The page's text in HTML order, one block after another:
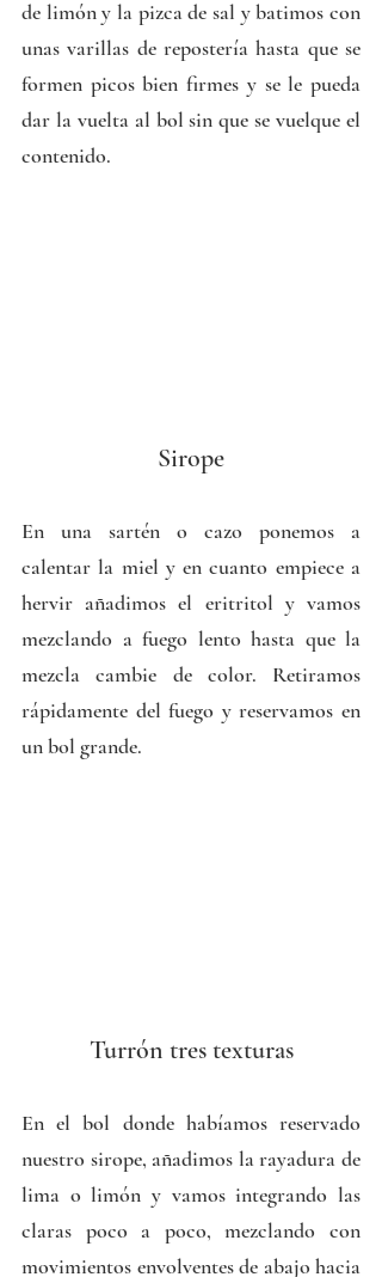
de limón y la pizca de sal y batimos con
unas varillas de repostería hasta que se
formen picos bien firmes y se le pueda
dar la vuelta al bol sin que se vuelque el
contenido.
Sirope
En una sartén o cazo ponemos a
calentar la miel y en cuanto empiece a
hervir añadimos el eritritol y vamos
mezclando a fuego lento hasta que la
mezcla cambie de color. Retiramos
rápidamente del fuego y reservamos en
un bol grande.
Turrón tres texturas
En el bol donde habíamos reservado
nuestro sirope, añadimos la rayadura de
lima o limón y vamos integrando las
claras poco a poco, mezclando con
movimientos envolventes de abajo hacia